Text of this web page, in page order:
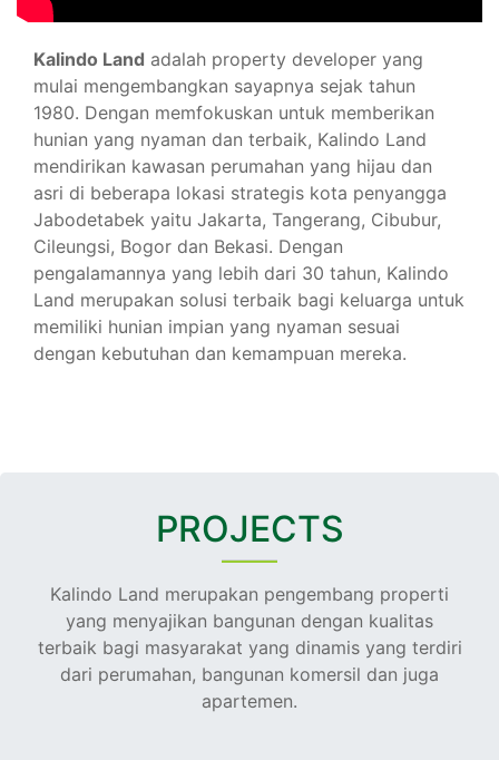
Kalindo Land adalah property developer yang
mulai mengembangkan sayapnya sejak tahun
1980. Dengan memfokuskan untuk memberikan
hunian yang nyaman dan terbaik, Kalindo Land
mendirikan kawasan perumahan yang hijau dan
asri di beberapa lokasi strategis kota penyangga
Jabodetabek yaitu Jakarta, Tangerang, Cibubur,
Cileungsi, Bogor dan Bekasi. Dengan
pengalamannya yang lebih dari 30 tahun, Kalindo
Land merupakan solusi terbaik bagi keluarga untuk
memiliki hunian impian yang nyaman sesuai
dengan kebutuhan dan kemampuan mereka.
PROJECTS
Kalindo Land merupakan pengembang properti
yang menyajikan bangunan dengan kualitas
terbaik bagi masyarakat yang dinamis yang terdiri
dari perumahan, bangunan komersil dan juga
apartemen.